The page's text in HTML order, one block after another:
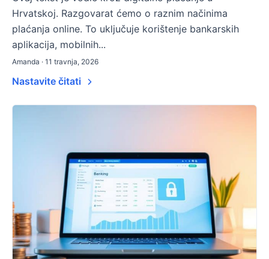
Hrvatskoj. Razgovarat ćemo o raznim načinima
plaćanja online. To uključuje korištenje bankarskih
aplikacija, mobilnih...
Amanda · 11 travnja, 2026
Nastavite čitati